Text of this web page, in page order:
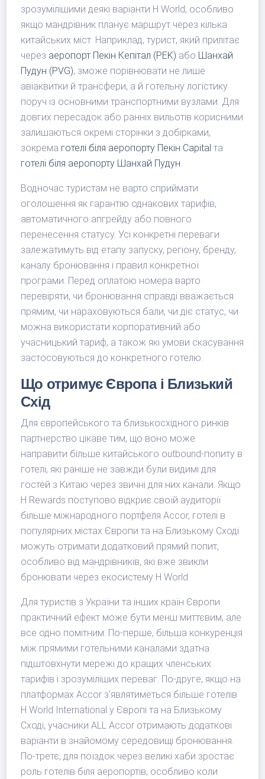
зрозумілішими деякі варіанти H World, особливо
якщо мандрівник планує маршрут через кілька
китайських міст. Наприклад, турист, який прилітає
через аеропорт Пекін Кепітал (PEK) або Шанхай
Пудун (PVG), зможе порівнювати не лише
авіаквитки й трансфери, а й готельну логістику
поруч із основними транспортними вузлами. Для
довгих пересадок або ранніх вильотів корисними
залишаються окремі сторінки з добірками,
зокрема готелі біля аеропорту Пекін Capital та
готелі біля аеропорту Шанхай Пудун
Водночас туристам не варто сприймати
оголошення як гарантію однакових тарифів,
автоматичного апгрейду або повного
перенесення статусу. Усі конкретні переваги
залежатимуть від етапу запуску, регіону, бренду,
каналу бронювання і правил конкретної
програми. Перед оплатою номера варто
перевіряти, чи бронювання справді вважається
прямим, чи нараховуються бали, чи діє статус, чи
можна використати корпоративний або
учасницький тариф, а також які умови скасування
застосовуються до конкретного готелю.
Що отримує Європа і Близький
Схід
Для європейського та близькосхідного ринків
партнерство цікаве тим, що воно може
направити більше китайського outbound-попиту в
готелі, які раніше не завжди були видимі для
гостей з Китаю через звичні для них канали. Якщо
H Rewards поступово відкриє своїй аудиторії
більше міжнародного портфеля Accor, готелі в
популярних містах Європи та на Близькому Сході
можуть отримати додатковий прямий попит,
особливо від мандрівників, які вже звикли
бронювати через екосистему H World.
Для туристів з України та інших країн Європи
практичний ефект може бути менш миттєвим, але
все одно помітним. По-перше, більша конкуренція
між прямими готельними каналами здатна
підштовхнути мережі до кращих членських
тарифів і зрозуміліших переваг. По-друге, якщо на
платформах Accor з'являтиметься більше готелів
H World International у Європі та на Близькому
Сході, учасники ALL Accor отримають додаткові
варіанти в знайомому середовищі бронювання.
По-третє, для поїздок через великі хаби зростає
роль готелів біля аеропортів, особливо коли